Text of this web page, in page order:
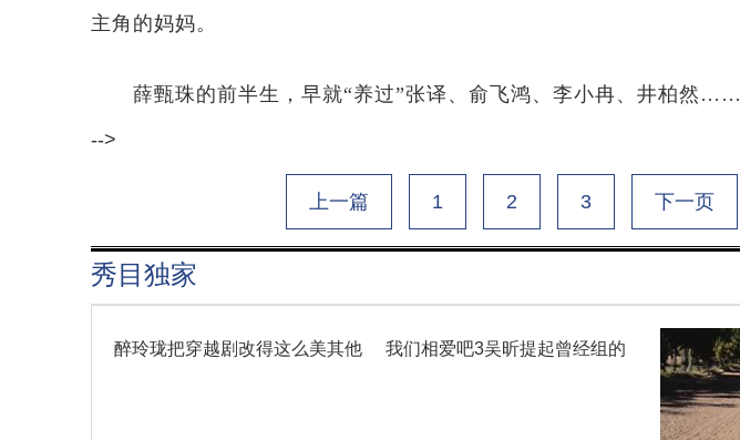
主角的妈妈。
薛甄珠的前半生，早就“养过”张译、俞飞鸿、李小冉、井柏然……
-->
上一篇 1 2 3 下一页
秀目独家
醉玲珑把穿越剧改得这么美其他 我们相爱吧3吴昕提起曾经组的